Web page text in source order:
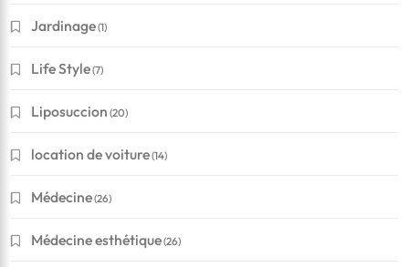
Jardinage(1)
Life Style(7)
Liposuccion (20)
location de voiture(14)
Médecine(26)
Médecine esthétique(26)